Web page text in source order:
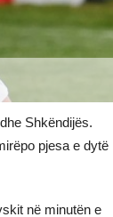
Shkëndijës.
pjesa e dytë
në minutën e